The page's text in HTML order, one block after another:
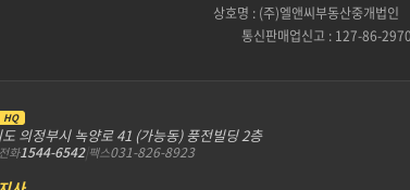
상호명 : (주)엘앤씨부동산중개법인
통신판매업신고 : 127-86-
HQ
도 의정부시 녹양로 41 (가능동) 풍전빌딩 2층
화1544-6542|팩스031-826-8923